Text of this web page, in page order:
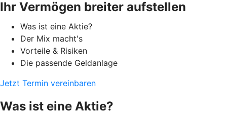
Ihr Vermögen breiter aufstellen
Was ist eine Aktie?
Der Mix macht's
Vorteile & Risiken
Die passende Geldanlage
Jetzt Termin vereinbaren
Was ist eine Aktie?